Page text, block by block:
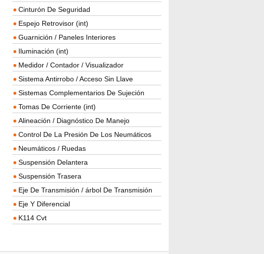
Cinturón De Seguridad
Espejo Retrovisor (int)
Guarnición / Paneles Interiores
Iluminación (int)
Medidor / Contador / Visualizador
Sistema Antirrobo / Acceso Sin Llave
Sistemas Complementarios De Sujeción
Tomas De Corriente (int)
Alineación / Diagnóstico De Manejo
Control De La Presión De Los Neumáticos
Neumáticos / Ruedas
Suspensión Delantera
Suspensión Trasera
Eje De Transmisión / árbol De Transmisión
Eje Y Diferencial
K114 Cvt